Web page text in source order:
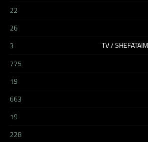
22
26
3
775
19
663
19
228